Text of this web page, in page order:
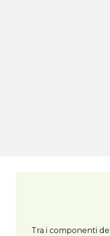
Tra i componenti del